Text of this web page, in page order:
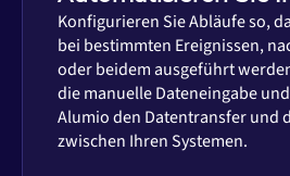
Konfigurieren Sie Abläufe so,
bei bestimmten Ereignissen,
oder beidem ausgeführt
die manuelle Dateneingabe
Alumio den Datentransfer und
zwischen Ihren Systemen.